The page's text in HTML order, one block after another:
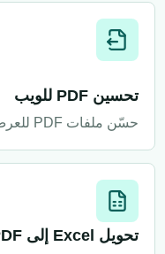
تحسين PDF للويب
حسّن ملفات PDF للعرض السريع على الويب.
تحويل Excel إلى PDF